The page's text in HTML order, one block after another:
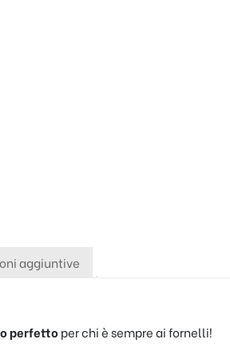
aggiuntive
perfettoper chi è sempre ai fornelli!